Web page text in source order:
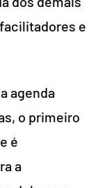
e
agenda
o primeiro
é
a